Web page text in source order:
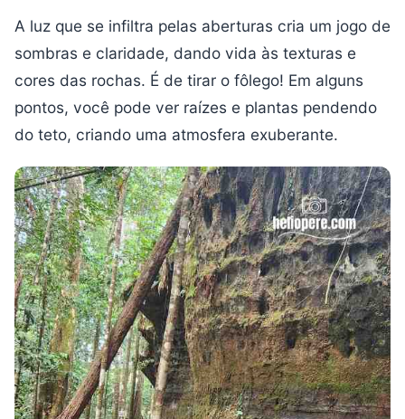
A luz que se infiltra pelas aberturas cria um jogo de
sombras e claridade, dando vida às texturas e
cores das rochas. É de tirar o fôlego! Em alguns
pontos, você pode ver raízes e plantas pendendo
do teto, criando uma atmosfera exuberante.